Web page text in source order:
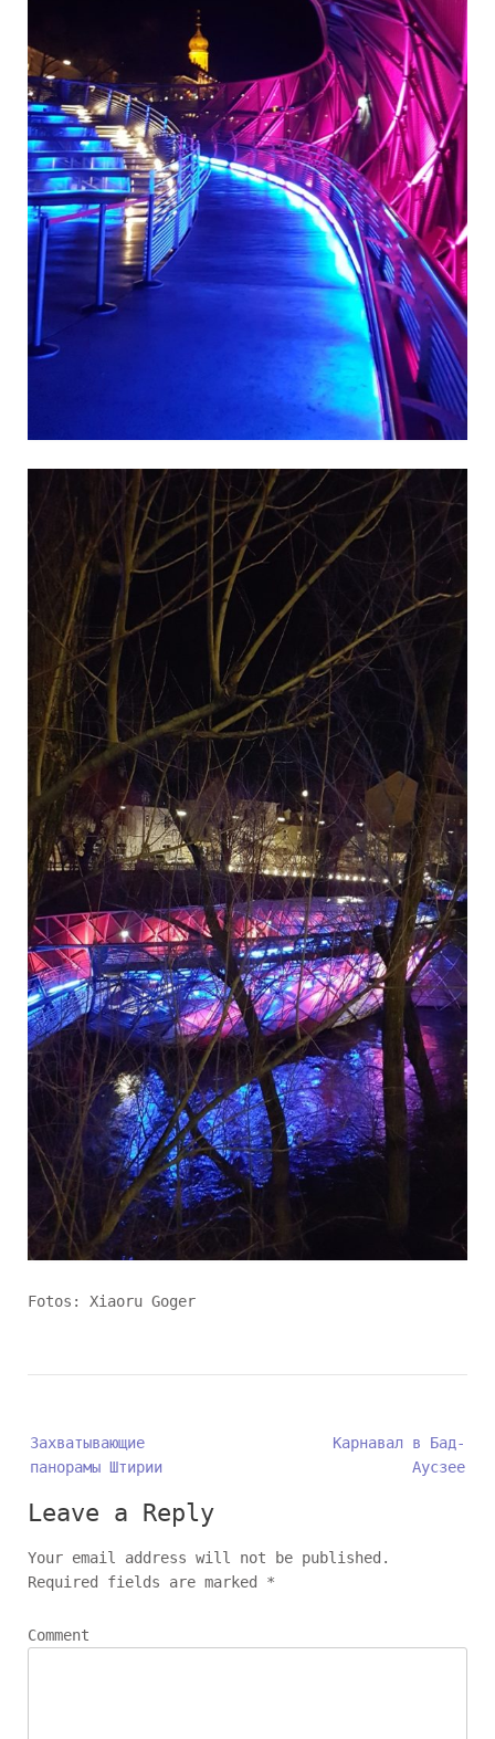
Fotos: Xiaoru Goger
P
o
s
t
n
a
v
i
Захватывающие
панорамы Штирии
Карнавал в Бад-
Аусзее
Leave a Reply
Your email address will not be published.
Required fields are marked *
Comment